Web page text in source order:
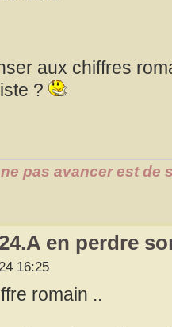
aux chiffres
?
pas avancer est de
en perdre
16:25
romain ..